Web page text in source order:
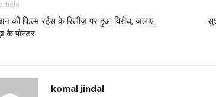
की फिल्म रईस के रिलीज़ पर हुआ विरोध, जलाए
के पोस्टर
komal jindal